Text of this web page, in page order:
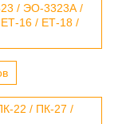
/ ЭО-3323А /
16 / ЕТ-18 /
22 / ПК-27 /